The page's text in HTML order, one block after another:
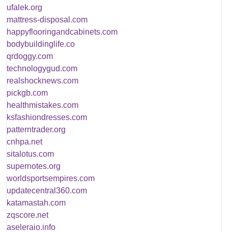
ufalek.org
mattress-disposal.com
happyflooringandcabinets.com
bodybuildinglife.co
qrdoggy.com
technologygud.com
realshocknews.com
pickgb.com
healthmistakes.com
ksfashiondresses.com
patterntrader.org
cnhpa.net
sitalotus.com
supernotes.org
worldsportsempires.com
updatecentral360.com
katamastah.com
zqscore.net
aseleraio.info